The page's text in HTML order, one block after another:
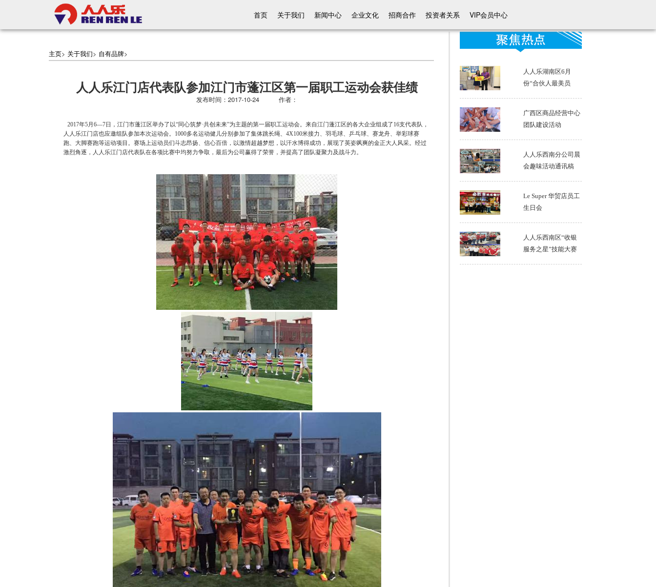
首页 关于我们 新闻中心 企业文化 招商合作 投资者关系 VIP会员中心
主页> 关于我们> 自有品牌>
人人乐江门店代表队参加江门市蓬江区第一届职工运动会获佳绩
发布时间：2017-10-24 作者：
2017年5月6—7日，江门市蓬江区举办了以“同心筑梦·共创未来”为主题的第一届职工运动会。来自江门蓬江区的各大企业组成了16支代表队，
人人乐江门店也应邀组队参加本次运动会。1000多名运动健儿分别参加了集体跳长绳、4X100米接力、羽毛球、乒乓球、赛龙舟、举彩球赛
跑、大脚赛跑等运动项目。赛场上运动员们斗志昂扬、信心百倍，以激情超越梦想，以汗水博得成功，展现了英姿飒爽的金正大人风采。经过
激烈角逐，人人乐江门店代表队在各项比赛中均努力争取，最后为公司赢得了荣誉，并提高了团队凝聚力及战斗力。
人人乐湖南区6月
份“合伙人最美员
广西区商品经营中心
团队建设活动
人人乐西南分公司晨
会趣味活动通讯稿
Le Super 华贸店员工
生日会
人人乐西南区“收银
服务之星”技能大赛